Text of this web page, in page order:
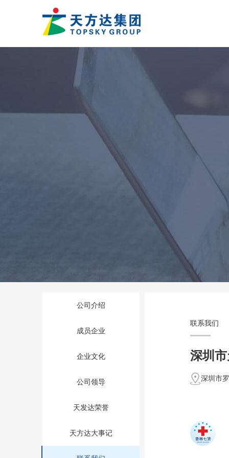
公司介绍
成员企业
企业文化
公司领导
天发达荣誉
天方达大事记
联系我们
深圳
深圳市